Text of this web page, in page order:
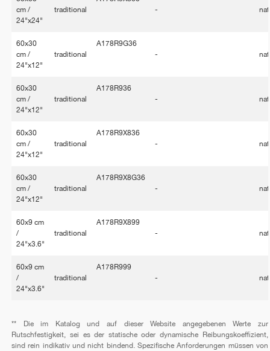
cm /
24"x24"
traditional
-
60x30
cm /
24"x12"
traditional
A178R9G36
-
60x30
cm /
24"x12"
traditional
A178R936
-
60x30
cm /
24"x12"
traditional
A178R9X836
-
60x30
cm /
24"x12"
traditional
A178R9X8G36
-
60x9 cm
/
24"x3.6"
traditional
A178R9X899
-
60x9 cm
/
24"x3.6"
traditional
A178R999
-
** Die im Katalog und auf dieser Website angegebenen Werte zur
Rutschfestigkeit, sei es der statische oder dynamische Reibungskoeffizient,
sind rein indikativ und nicht bindend. Spezifische Anforderungen müssen von